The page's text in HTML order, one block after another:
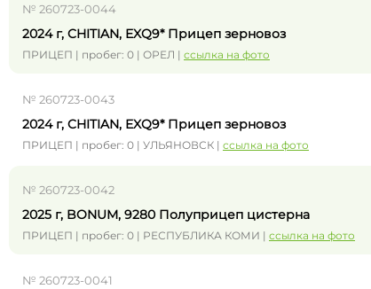
№ 260723-0044
2024 г, CHITIAN, EXQ9* Прицеп зерновоз
ПРИЦЕП | пробег: 0 | ОРЕЛ | ссылка на фото
№ 260723-0043
2024 г, CHITIAN, EXQ9* Прицеп зерновоз
ПРИЦЕП | пробег: 0 | УЛЬЯНОВСК | ссылка на фото
№ 260723-0042
2025 г, BONUM, 9280 Полуприцеп цистерна
ПРИЦЕП | пробег: 0 | РЕСПУБЛИКА КОМИ | ссылка на фото
№ 260723-0041